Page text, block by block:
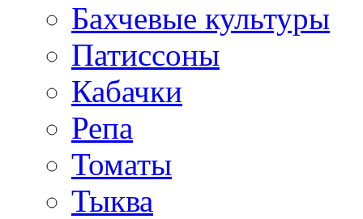
Бахчевые культуры
Патиссоны
Кабачки
Репа
Томаты
Тыква